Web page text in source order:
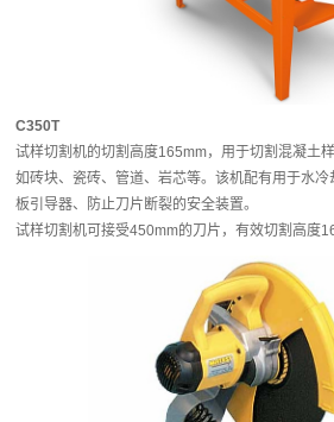
C350T
试样切割机的切割高度165mm，用于切割混凝土
如砖块、瓷砖、管道、岩芯等。该机配有用于水
板引导器、防止刀片断裂的安全装置。
试样切割机可接受450mm的刀片，有效切割高度